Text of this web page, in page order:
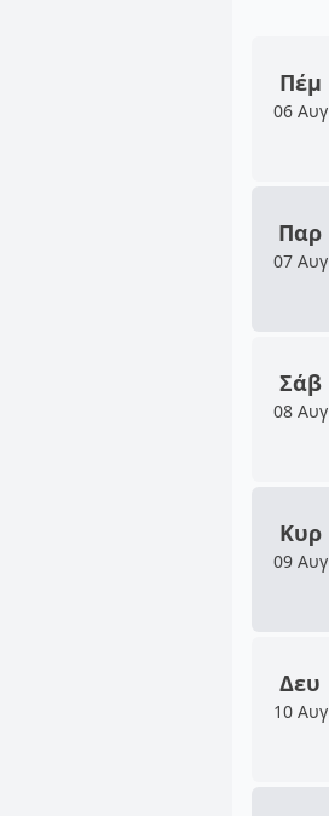
Πέμ
06 Αυγ
Παρ
07 Αυγ
Σάβ
08 Αυγ
Κυρ
09 Αυγ
Δευ
10 Αυγ